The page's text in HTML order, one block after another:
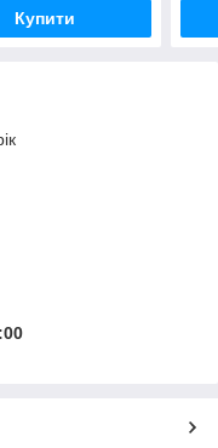
Купити